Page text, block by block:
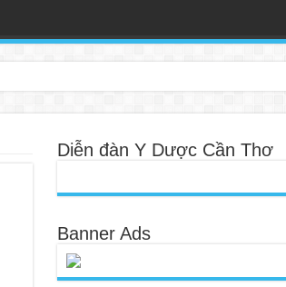
Diễn đàn Y Dược Cần Thơ
Banner Ads